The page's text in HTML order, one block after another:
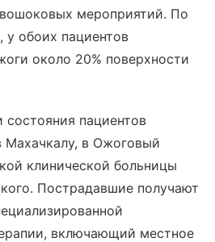
мероприятий. По
обоих пациентов
около 20% поверхности
состояния пациентов
Махачкалу, в Ожоговый
клинической больницы
Пострадавшие получают
включающий местное